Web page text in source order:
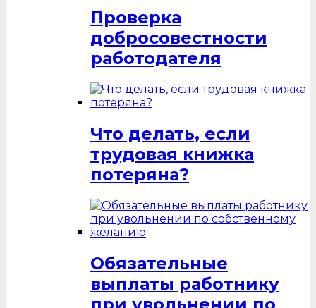
Проверка
добросовестности
работодателя
Что делать, если
трудовая книжка
потеряна?
Обязательные
выплаты работнику